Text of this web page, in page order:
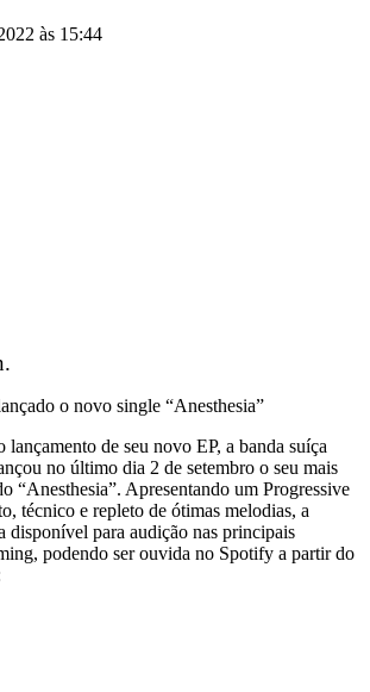
às 15:44
o novo single “Anesthesia”
lançamento de seu novo EP, a banda suíça
no último dia 2 de setembro o seu mais
“Anesthesia”. Apresentando um Progressive
técnico e repleto de ótimas melodias, a
disponível para audição nas principais
podendo ser ouvida no Spotify a partir do